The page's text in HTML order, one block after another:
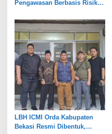
Pengawasan Berbasis Risiko,
Kelola
LBH ICMI Orda Kabupaten
Bekasi Resmi Dibentuk,